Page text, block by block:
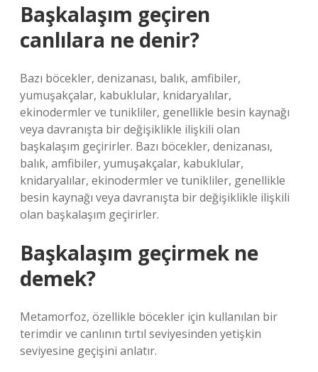
Başkalaşım geçiren
canlılara ne denir?
Bazı böcekler, denizanası, balık, amfibiler,
yumuşakçalar, kabuklular, knidaryalılar,
ekinodermler ve tunikliler, genellikle besin kaynağı
veya davranışta bir değişiklikle ilişkili olan
başkalaşım geçirirler. Bazı böcekler, denizanası,
balık, amfibiler, yumuşakçalar, kabuklular,
knidaryalılar, ekinodermler ve tunikliler, genellikle
besin kaynağı veya davranışta bir değişiklikle ilişkili
olan başkalaşım geçirirler.
Başkalaşım geçirmek ne
demek?
Metamorfoz, özellikle böcekler için kullanılan bir
terimdir ve canlının tırtıl seviyesinden yetişkin
seviyesine geçişini anlatır.